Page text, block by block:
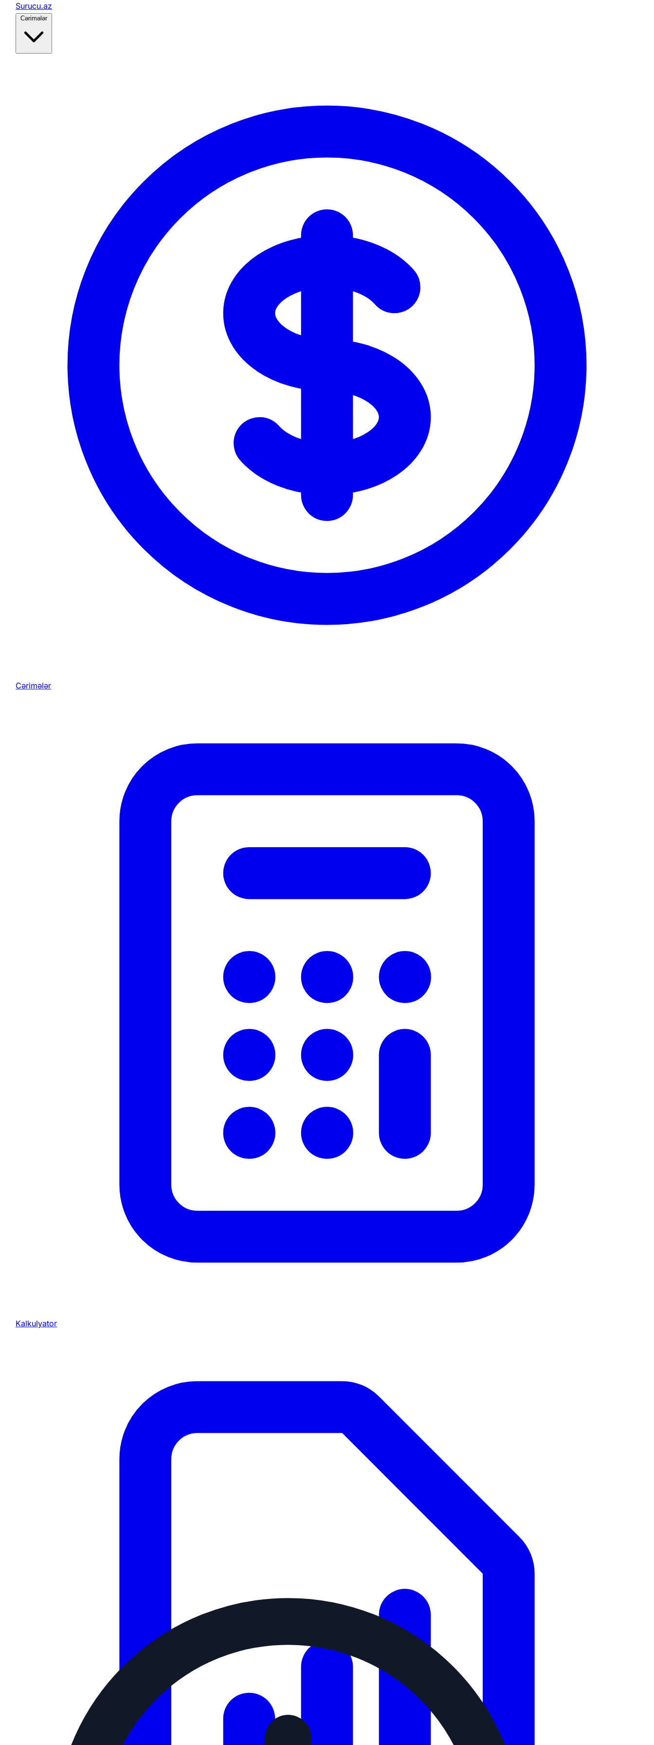
Surucu.az
Cərimələr
Cərimələr
Kalkulyator